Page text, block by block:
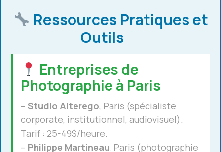
Ressources Pratiques et
Outils
Entreprises de
Photographie à Paris
– Studio Alterego, Paris (spécialiste
corporate, institutionnel, audiovisuel).
Tarif : 25-49$/heure.
– Philippe Martineau, Paris (photographie